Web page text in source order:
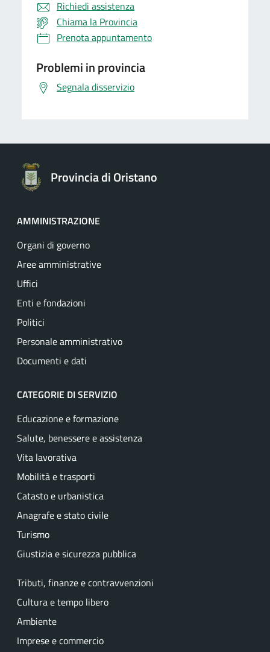
Richiedi assistenza
Chiama la Provincia
Prenota appuntamento
Problemi in provincia
Segnala disservizio
Provincia di Oristano
AMMINISTRAZIONE
Organi di governo
Aree amministrative
Uffici
Enti e fondazioni
Politici
Personale amministrativo
Documenti e dati
CATEGORIE DI SERVIZIO
Educazione e formazione
Salute, benessere e assistenza
Vita lavorativa
Mobilità e trasporti
Catasto e urbanistica
Anagrafe e stato civile
Turismo
Giustizia e sicurezza pubblica
Tributi, finanze e contravvenzioni
Cultura e tempo libero
Ambiente
Imprese e commercio